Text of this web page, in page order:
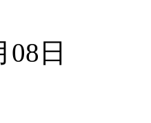
08日